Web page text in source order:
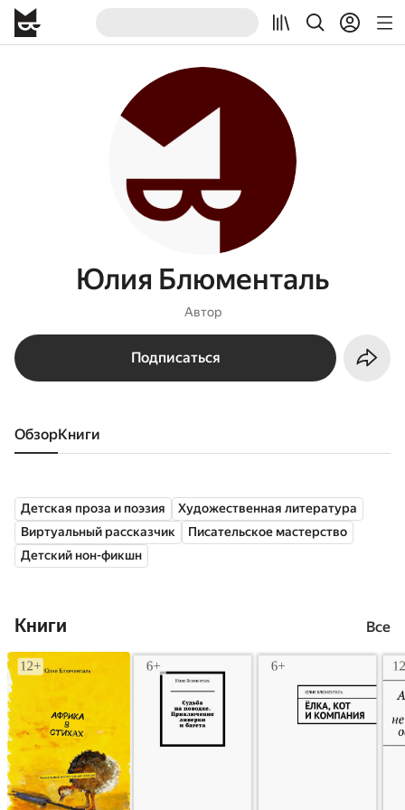
Юлия Блюменталь
Автор
Подписаться
Обзор книги
Детская проза и поэзия
Художественная литература
Виртуальный рассказчик
Писательское мастерство
Детский нон-фикшн
Книги Все